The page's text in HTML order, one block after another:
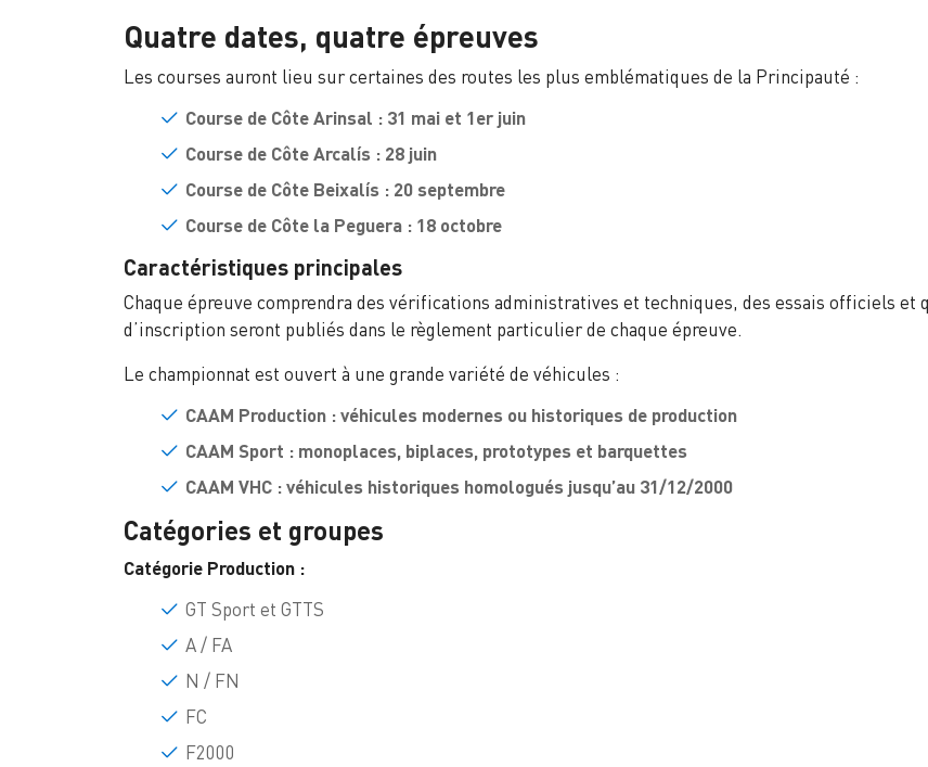
Quatre dates, quatre épreuves
Les courses auront lieu sur certaines des routes les plus emblématiques de la Principauté :
Course de Côte Arinsal : 31 mai et 1er juin
Course de Côte Arcalís : 28 juin
Course de Côte Beixalís : 20 septembre
Course de Côte la Peguera : 18 octobre
Caractéristiques principales
Chaque épreuve comprendra des vérifications administratives et techniques, des essais officiels et
d’inscription seront publiés dans le règlement particulier de chaque épreuve.
Le championnat est ouvert à une grande variété de véhicules :
CAAM Production : véhicules modernes ou historiques de production
CAAM Sport : monoplaces, biplaces, prototypes et barquettes
CAAM VHC : véhicules historiques homologués jusqu’au 31/12/2000
Catégories et groupes
Catégorie Production :
GT Sport et GTTS
A / FA
N / FN
FC
F2000